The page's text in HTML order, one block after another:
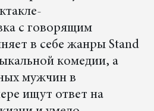
с говорящим
в себе жанры Stand
комедии, а
мужчин в
ищут ответ на